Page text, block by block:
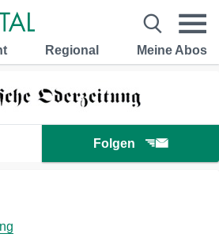
Regional Meine Abos
Folgen